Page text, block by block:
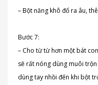
– Bột năng khô đổ ra âu,
Bước 7:
– Cho từ từ hơn một bát
sẽ rất nóng dùng muôi
dùng tay nhồi đến khi bột